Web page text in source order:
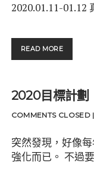
2020.01.11-
READ MORE
2020目標計劃
COMMENTS CLOSED |
突然發現，好像
強化而已。 不過